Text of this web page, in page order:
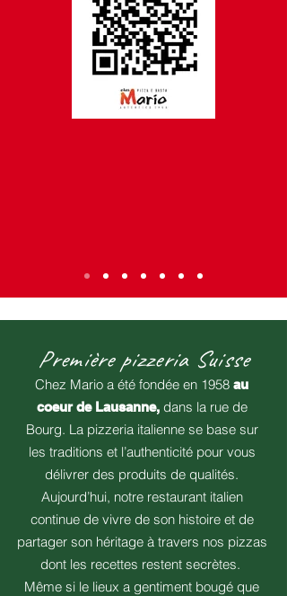
Première pizzeria Suisse
Chez Mario a été fondée en 1958 au
coeur de Lausanne,dans la rue de
Bourg. La pizzeria italienne se base sur
les traditions et l’authenticité pour vous
délivrer des produits de qualités.
Aujourd’hui, notre restaurant italien
continue de vivre de son histoire et de
partager son héritage à travers nos pizzas
dont les recettes restent secrètes.
Même si le lieux a gentiment bougé que